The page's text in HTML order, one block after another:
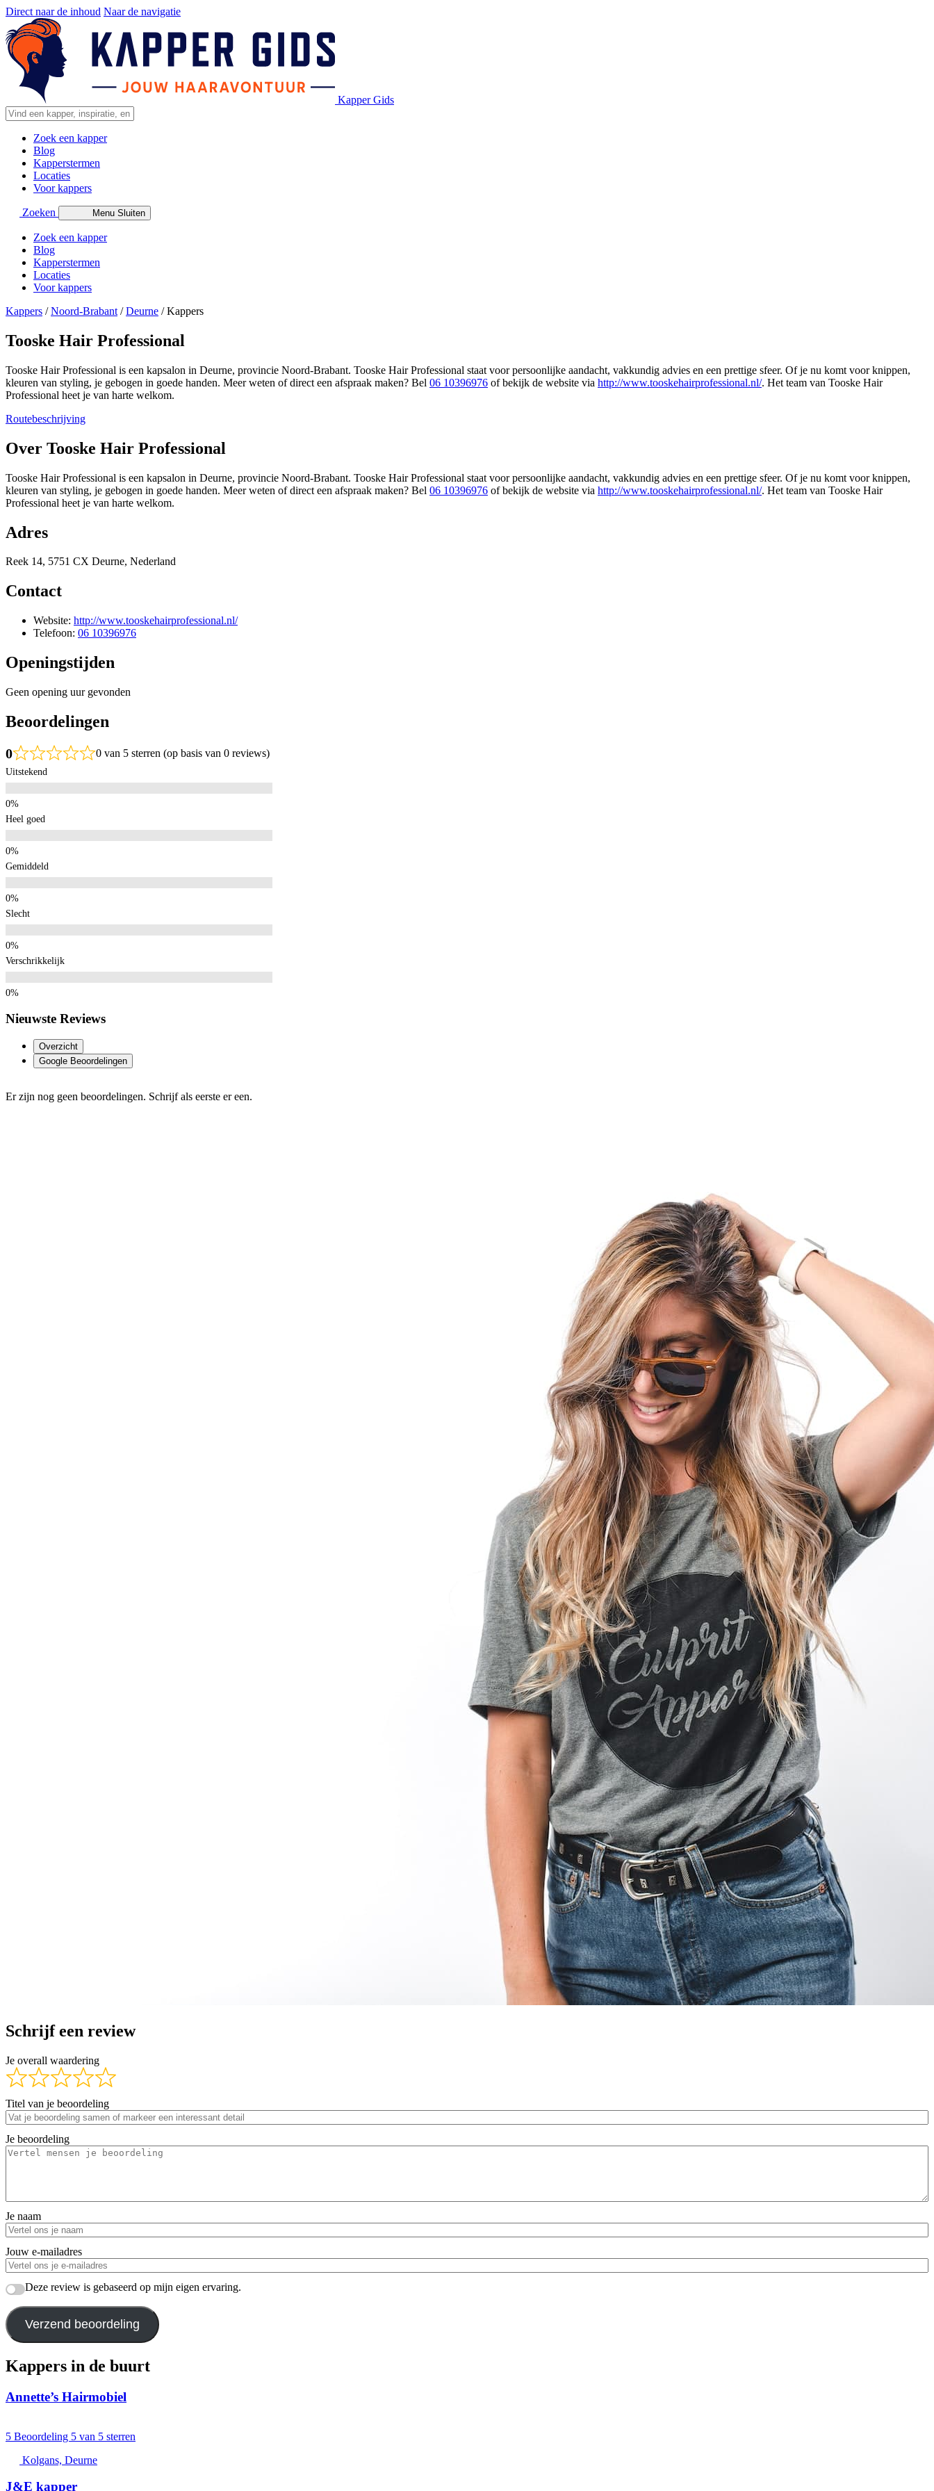
Direct naar de inhoud Naar de navigatie
Kapper Gids
Zoek een kapper
Blog
Kapperstermen
Locaties
Voor kappers
Zoeken Menu Sluiten
Zoek een kapper
Blog
Kapperstermen
Locaties
Voor kappers
Kappers /Noord-Brabant /Deurne /Kappers
Tooske Hair Professional
Tooske Hair Professional is een kapsalon in Deurne, provincie Noord-Brabant. Tooske Hair Professional staat voor persoonlijke aandacht, vakkundig advies en een prettige sfeer. Of je nu komt voor knippen,
kleuren van styling, je gebogen in goede handen. Meer weten of direct een afspraak maken? Bel 06 10396976 of bekijk de website via http://www.tooskehairprofessional.nl/. Het team van Tooske Hair
Professional heet je van harte welkom.
Routebeschrijving
+
Over Tooske Hair Professional
Tooske Hair Professional is een kapsalon in Deurne, provincie Noord-Brabant. Tooske Hair Professional staat voor persoonlijke aandacht, vakkundig advies en een prettige sfeer. Of je nu komt voor knippen,
kleuren van styling, je gebogen in goede handen. Meer weten of direct een afspraak maken? Bel 06 10396976 of bekijk de website via http://www.tooskehairprofessional.nl/. Het team van Tooske Hair
Professional heet je van harte welkom.
Adres
Reek 14, 5751 CX Deurne, Nederland
Contact
Website: http://www.tooskehairprofessional.nl/
Telefoon: 06 10396976
Openingstijden
Geen opening uur gevonden
Beoordelingen
0 0 van 5 sterren (op basis van 0 reviews)
Uitstekend
Heel goed
Gemiddeld
Slecht
Verschrikkelijk
Nieuwste Reviews
Overzicht
Google Beoordelingen
Er zijn nog geen beoordelingen. Schrijf als eerste er een.
Schrijf een review
Je overall waardering
Titel van je beoordeling
Je beoordeling
Je naam
Jouw e-mailadres
Deze review is gebaseerd op mijn eigen ervaring.
Verzend beoordeling
Kappers in de buurt
Annette’s Hairmobiel
5 Beoordeling 5 van 5 sterren
Kolgans, Deurne
J&E kapper